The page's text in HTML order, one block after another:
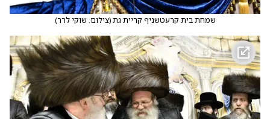
שמחת בית קרעטשניף קריית גת(צילום: שוקי לרר)